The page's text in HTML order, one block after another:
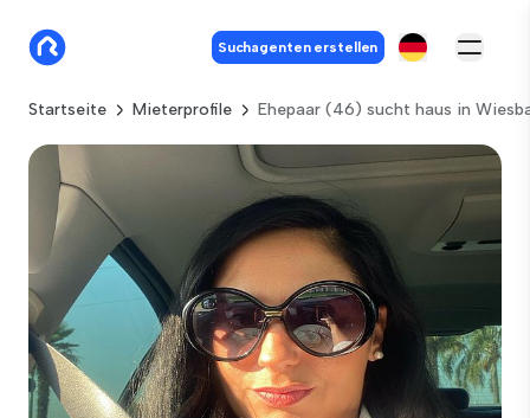
Suchagenten erstellen
Startseite Mieterprofile Ehepaar (46) sucht haus in